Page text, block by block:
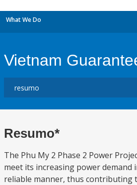
What We Do
Vietnam
Resumo*
The Phu My 2 Phase 2 Power
meet its increasing power demand
reliable manner, thus contributing